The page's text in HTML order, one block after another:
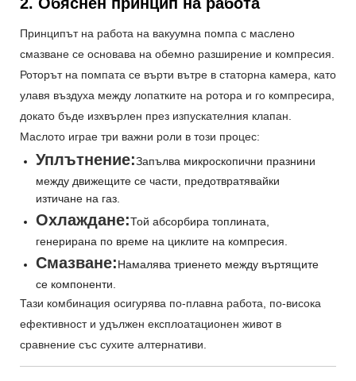
Принципът на работа на вакуумна помпа с маслено
смазване се основава на обемно разширение и компресия.
Роторът на помпата се върти вътре в статорна камера, като
улавя въздуха между лопатките на ротора и го компресира,
докато бъде изхвърлен през изпускателния клапан.
Маслото играе три важни роли в този процес:
Уплътнение:Запълва микроскопични празнини
между движещите се части, предотвратявайки
изтичане на газ.
Охлаждане:Той абсорбира топлината,
генерирана по време на циклите на компресия.
Смазване:Намалява триенето между въртящите
се компоненти.
Тази комбинация осигурява по-плавна работа, по-висока
ефективност и удължен експлоатационен живот в
сравнение със сухите алтернативи.